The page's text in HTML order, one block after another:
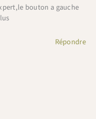
bouton a gauche
Répondre